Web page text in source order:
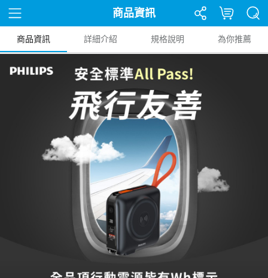
商品資訊
商品資訊 詳細介紹 規格說明 為你推薦